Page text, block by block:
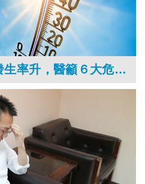
夏季中暑、熱衰竭發生率升，醫籲６大危險群要當心